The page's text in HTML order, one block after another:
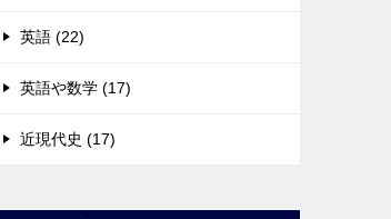
英語 (22)
英語や数学 (17)
近現代史 (17)